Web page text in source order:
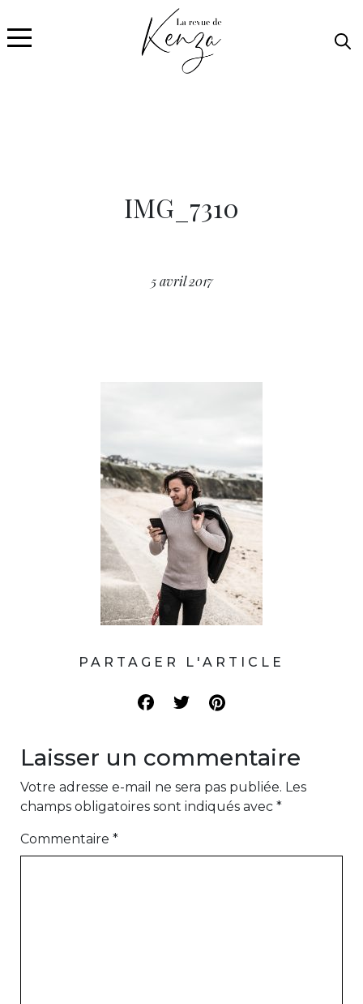
IMG_7310
5 avril 2017
PARTAGER L'ARTICLE
Laisser un commentaire
Votre adresse e-mail ne sera pas publiée. Les
champs obligatoires sont indiqués avec *
Commentaire *